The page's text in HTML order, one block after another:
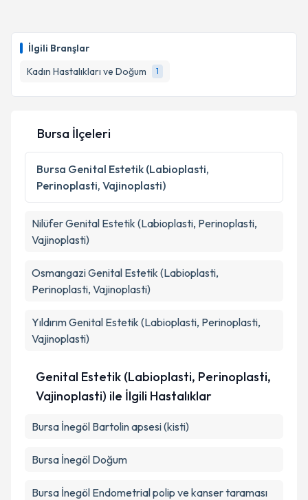
İlgili Branşlar
Kadın Hastalıkları ve Doğum
1
Bursa İlçeleri
Bursa Genital Estetik (Labioplasti,
Perinoplasti, Vajinoplasti)
NilüferGenital Estetik (Labioplasti, Perinoplasti,
Vajinoplasti)
OsmangaziGenital Estetik (Labioplasti,
Perinoplasti, Vajinoplasti)
YıldırımGenital Estetik (Labioplasti, Perinoplasti,
Vajinoplasti)
Genital Estetik (Labioplasti, Perinoplasti,
Vajinoplasti) ile İlgili Hastalıklar
Bursa İnegöl Bartolin apsesi (kisti)
Bursa İnegöl Doğum
Bursa İnegöl Endometrial polip ve kanser taraması